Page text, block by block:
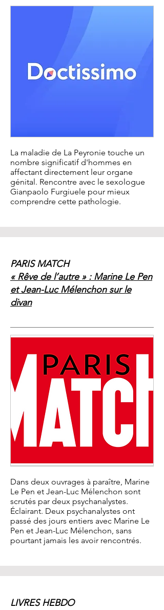
La maladie de La Peyronie touche un
nombre significatif d'hommes en
affectant directement leur organe
génital. Rencontre avec le sexologue
Gianpaolo Furgiuele pour mieux
comprendre cette pathologie.
PARIS MATCH
« Rêve de l’autre » : Marine Le Pen
et Jean-Luc Mélenchon sur le
divan
Dans deux ouvrages à paraître, Marine
Le Pen et Jean-Luc Mélenchon sont
scrutés par deux psychanalystes.
Éclairant. Deux psychanalystes ont
passé des jours entiers avec Marine Le
Pen et Jean-Luc Mélenchon, sans
pourtant jamais les avoir rencontrés.
LIVRES HEBDO